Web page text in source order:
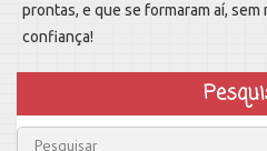
prontas, e que se formaram aí, sem
confiança!